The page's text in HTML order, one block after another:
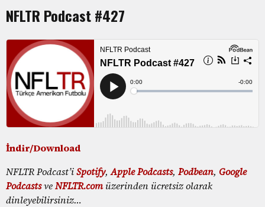
NFLTR Podcast #427
İndir/Download
NFLTR Podcast’iSpotify,Apple Podcasts, Podbean, Google
PodcastsveNFLTR.comüzerinden ücretsiz olarak
dinleyebilirsiniz…